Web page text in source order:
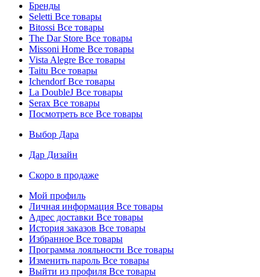
Бренды
Seletti Все товары
Bitossi Все товары
The Dar Store Все товары
Missoni Home Все товары
Vista Alegre Все товары
Taitu Все товары
IchendorfВсе товары
La DoubleJ Все товары
Serax Все товары
Посмотреть все Все товары
Выбор Дара
Дар Дизайн
Скоро в продаже
Мой профиль
Личная информация Все товары
Адрес доставки Все товары
История заказов Все товары
Избранное Все товары
Программа лояльности Все товары
Изменить пароль Все товары
Выйти из профиля Все товары